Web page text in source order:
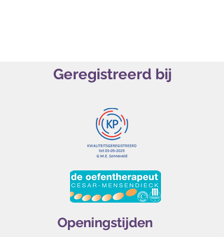
Geregistreerd bij
Openingstijden